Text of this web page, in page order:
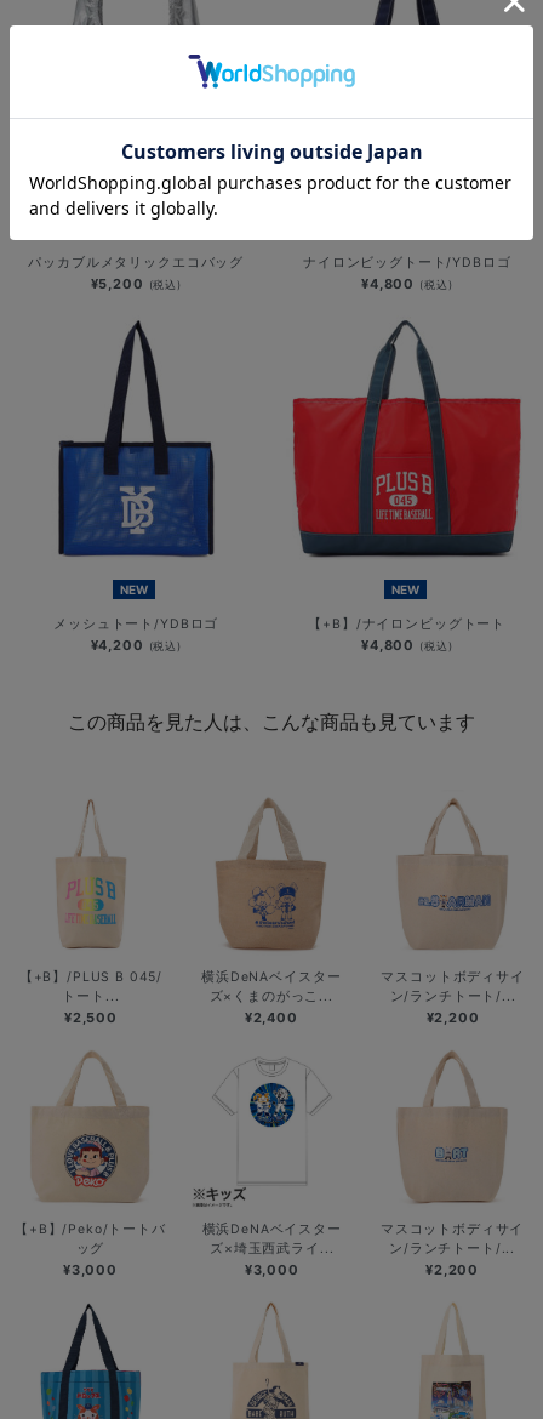
パッカブルメタリックエコバッグ
¥5,200 (税込)
ナイロンビッグトート/YDBロゴ
¥4,800 (税込)
NEW
メッシュトート/YDBロゴ
¥4,200 (税込)
NEW
【+B】/ナイロンビッグトート
¥4,800 (税込)
この商品を見た人は、こんな商品も見ています
【+B】/PLUS B 045/
トート...
¥2,500
横浜DeNAベイスター
ズ×くまのがっこ...
¥2,400
マスコットボディサイ
ン/ランチトート/...
¥2,200
【+B】/Peko/トートバ
ッグ
¥3,000
横浜DeNAベイスター
ズ×埼玉西武ライ...
¥3,000
マスコットボディサイ
ン/ランチトート/...
¥2,200